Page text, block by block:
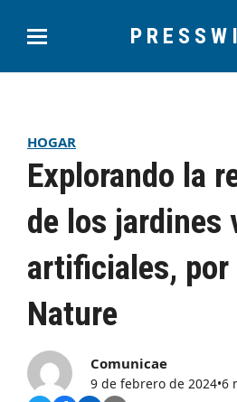
HOGAR
Explorando la
de los jardines
artificiales, por
Nature
Comunicae
9 de febrero de 2024•6